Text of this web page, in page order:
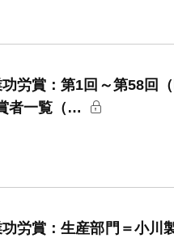
労賞：第1回～第58回
者一覧（…
労賞：生産部門＝小川